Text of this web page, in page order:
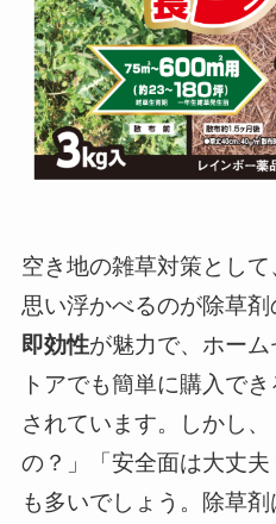
空き地の雑草対策とし
思い浮かべるのが除草剤
即効性が魅力で、ホー
トアでも簡単に購入で
されています。しかし
の？」「安全面は大丈
も多いでしょう。除草